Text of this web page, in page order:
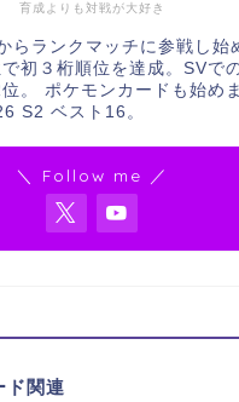
育成よりも対戦が大好き
らランクマッチに参戦し始
初３桁順位を達成。SVで
。 ポケモンカードも始め
S2 ベスト16。
＼ Follow me ／
ド関連